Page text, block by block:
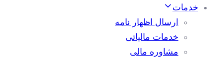
خدمات
ارسال اظهار نامه
خدمات مالیاتی
مشاوره مالی